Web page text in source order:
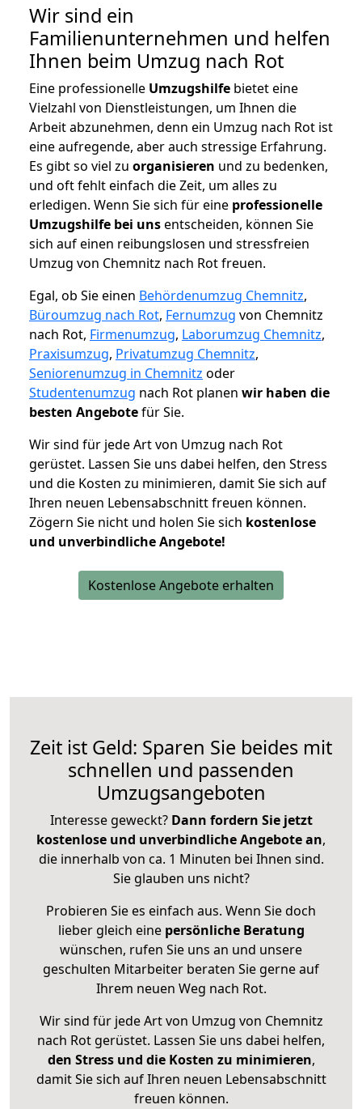
Wir sind ein
Familienunternehmen und helfen
Ihnen beim Umzug nach Rot
Eine professionelle Umzugshilfe bietet eine
Vielzahl von Dienstleistungen, um Ihnen die
Arbeit abzunehmen, denn ein Umzug nach Rot ist
eine aufregende, aber auch stressige Erfahrung.
Es gibt so viel zu organisieren und zu bedenken,
und oft fehlt einfach die Zeit, um alles zu
erledigen. Wenn Sie sich für eine professionelle
Umzugshilfe bei unsentscheiden, können Sie
sich auf einen reibungslosen und stressfreien
Umzug von Chemnitz nach Rot freuen.
Egal, ob Sie einen Behördenumzug Chemnitz,
Büroumzug nach Rot, Fernumzug von Chemnitz
nach Rot, Firmenumzug, Laborumzug Chemnitz,
Praxisumzug, Privatumzug Chemnitz,
Seniorenumzug in Chemnitz oder
Studentenumzug nach Rot planen wir haben die
besten Angebotefür Sie.
Wir sind für jede Art von Umzug nach Rot
gerüstet. Lassen Sie uns dabei helfen, den Stress
und die Kosten zu minimieren, damit Sie sich auf
Ihren neuen Lebensabschnitt freuen können.
Zögern Sie nicht und holen Sie sich kostenlose
und unverbindliche Angebote!
Kostenlose Angebote erhalten
Zeit ist Geld: Sparen Sie beides mit
schnellen und passenden
Umzugsangeboten
Interesse geweckt? Dann fordern Sie jetzt
kostenlose und unverbindliche Angebote an,
die innerhalb von ca. 1 Minuten bei Ihnen sind.
Sie glauben uns nicht?
Probieren Sie es einfach aus. Wenn Sie doch
lieber gleich eine persönliche Beratung
wünschen, rufen Sie uns an und unsere
geschulten Mitarbeiter beraten Sie gerne auf
Ihrem neuen Weg nach Rot.
Wir sind für jede Art von Umzug von Chemnitz
nach Rot gerüstet. Lassen Sie uns dabei helfen,
den Stress und die Kosten zu minimieren,
damit Sie sich auf Ihren neuen Lebensabschnitt
freuen können.